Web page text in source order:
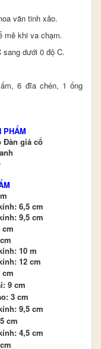
văn tinh xảo.
mẻ khi va chạm.
dưới 0 độ C.
6 đĩa chén, 1 ống
PHẨM
Đàn giả cổ
6,5 cm
9,5 cm
cm
10 m
12 cm
cm
9 cm
3 cm
9,5 cm
cm
4,5 cm